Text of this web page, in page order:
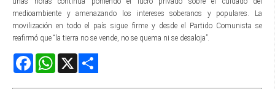
medioambiente y amenazando los intereses soberanos y populares. La
movilización en todo el país sigue firme y desde el Partido Comunista se
reafirmó que “la tierra no se vende, no se quema ni se desaloja”.
FacebookWhatsApp